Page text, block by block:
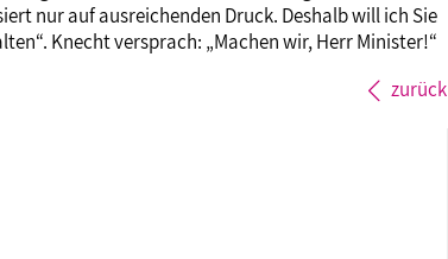
nur auf ausreichenden Druck. Deshalb will ich Sie
Knecht versprach: „Machen wir, Herr Minister!“
zurück